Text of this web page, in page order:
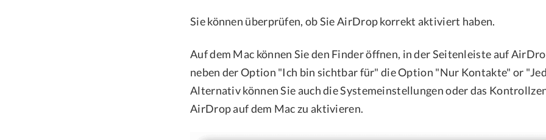
Sie können überprüfen, ob Sie AirDrop korrekt aktiviert haben.
Auf dem Mac können Sie den Finder öffnen, in der Seitenleiste auf
neben der Option "Ich bin sichtbar für" die Option "Nur Kontakte" or
Alternativ können Sie auch die Systemeinstellungen oder das
AirDrop auf dem Mac zu aktivieren.